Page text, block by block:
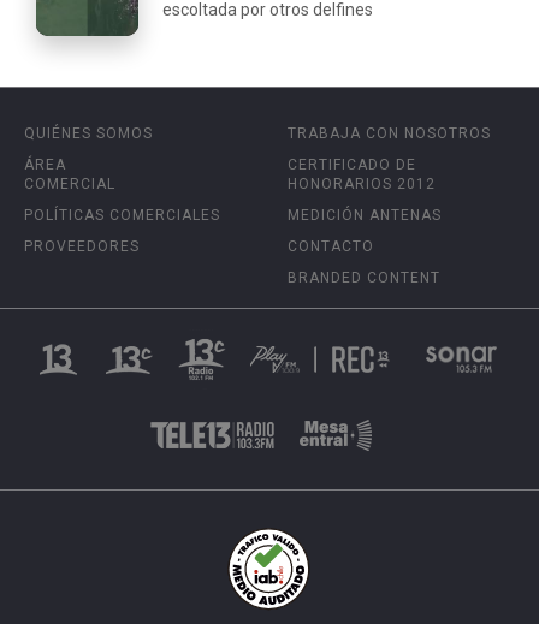
escoltada por otros delfines
QUIÉNES SOMOS
ÁREA
COMERCIAL
POLÍTICAS COMERCIALES
PROVEEDORES
TRABAJA CON NOSOTROS
CERTIFICADO DE
HONORARIOS 2012
MEDICIÓN ANTENAS
CONTACTO
BRANDED CONTENT